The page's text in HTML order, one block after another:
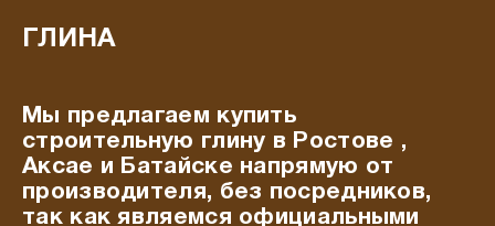
ГЛИНА
Мы предлагаем купить
строительную глину в Ростове ,
Аксае и Батайске напрямую от
производителя, без посредников,
так как являемся официальными